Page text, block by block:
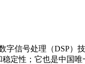
字信号处理（DSP）
定性；它也是中国唯